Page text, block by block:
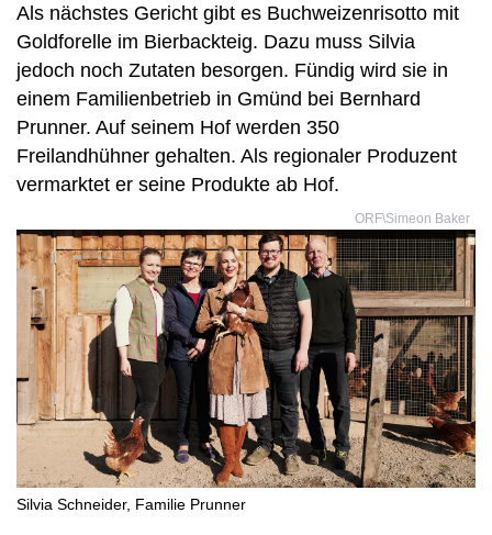
Als nächstes Gericht gibt es Buchweizenrisotto mit
Goldforelle im Bierbackteig. Dazu muss Silvia
jedoch noch Zutaten besorgen. Fündig wird sie in
einem Familienbetrieb in Gmünd bei Bernhard
Prunner. Auf seinem Hof werden 350
Freilandhühner gehalten. Als regionaler Produzent
vermarktet er seine Produkte ab Hof.
ORF\Simeon Baker
Silvia Schneider, Familie Prunner